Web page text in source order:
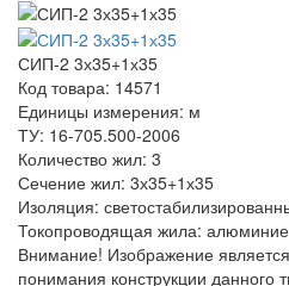
СИП-2 3х35+1х35
Код товара: 14571
Единицы измерения: м
ТУ: 16-705.500-2006
Количество жил: 3
Сечение жил: 3х35+1х35
Изоляция:
Токопроводящая жила:
Внимание! Изображение
понимания конструкции данного